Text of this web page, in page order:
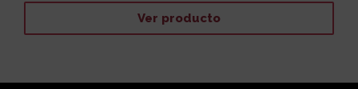
Ver producto